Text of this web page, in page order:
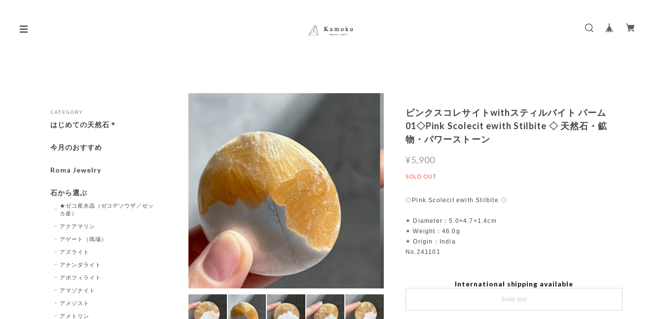
ピンクスコレサイトwithスティルバイト パーム
01◇Pink Scolecit ewith Stilbite ◇ 天然石・鉱
物・パワーストーン
¥5,900
SOLD OUT
◇Pink Scolecit ewith Stilbite ◇
✴︎ Diameter：5.0×4.7×1.4cm
✴︎ Weight：46.0g
✴︎ Origin：India
No.241101
International shipping available
Sold out
CATEGORY
はじめての天然石＊
今月のおすすめ
Roma Jewelry
石から選ぶ
★ゼコ産水晶（ゼコデソウザ／ゼッ
カ産）
アクアマリン
アゲート（瑪瑙）
アズライト
アナンダライト
アポフィライト
アマゾナイト
アメジスト
アメトリン